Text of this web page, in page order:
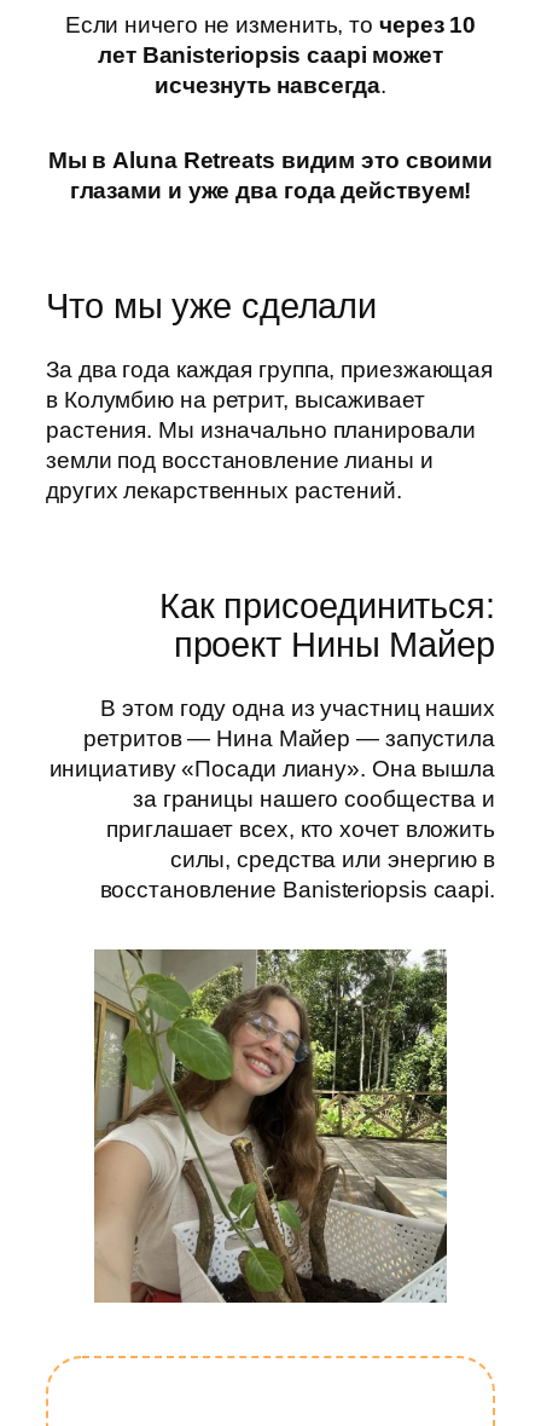
Если ничего не изменить, то через 10
лет Banisteriopsis caapi может
исчезнуть навсегда.
Мы в Aluna Retreats видим это своими
глазами и уже два года действуем!
Что мы уже сделали
За два года каждая группа, приезжающая
в Колумбию на ретрит, высаживает
растения. Мы изначально планировали
земли под восстановление лианы и
других лекарственных растений.
Как присоединиться:
проект Нины Майер
В этом году одна из участниц наших
ретритов — Нина Майер — запустила
инициативу «Посади лиану». Она вышла
за границы нашего сообщества и
приглашает всех, кто хочет вложить
силы, средства или энергию в
восстановление Banisteriopsis caapi.